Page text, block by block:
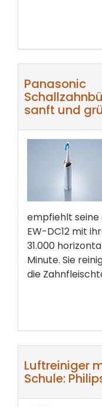
Panasonic
sanft und
empfiehlt
EW-DC12 mit
31.000
Minute. Sie
die
Luftreiniger
Schule: